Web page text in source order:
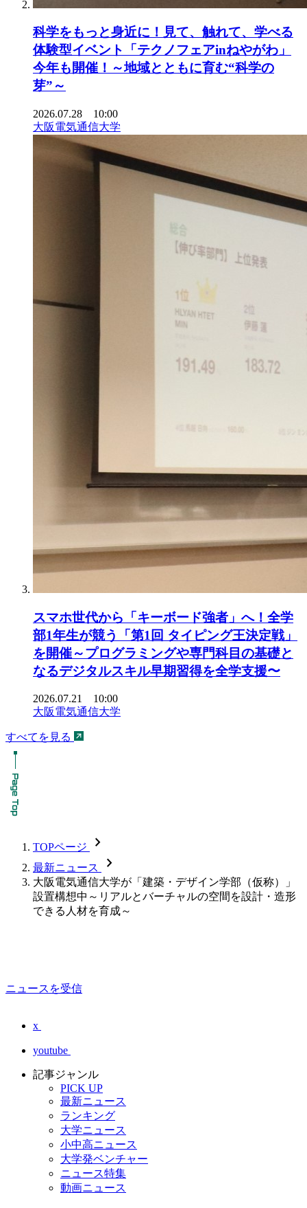
科学をもっと身近に！見て、触れて、学べる
体験型イベント「テクノフェアinねやがわ」
今年も開催！～地域とともに育む“科学の
芽”～
2026.07.28 10:00
大阪電気通信大学
スマホ世代から「キーボード強者」へ！全学
部1年生が競う「第1回 タイピング王決定戦」
を開催～プログラミングや専門科目の基礎と
なるデジタルスキル早期習得を全学支援〜
2026.07.21 10:00
大阪電気通信大学
すべてを見る
TOPページ chevron_forward
最新ニュース chevron_forward
大阪電気通信大学が「建築・デザイン学部（仮称）」
設置構想中～リアルとバーチャルの空間を設計・造形
できる人材を育成～
ニュースを受信
x
youtube
記事ジャンル
PICK UP
最新ニュース
ランキング
大学ニュース
小中高ニュース
大学発ベンチャー
ニュース特集
動画ニュース